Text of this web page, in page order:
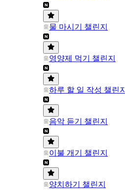
물 마시기 챌린지
영양제 먹기 챌린지
하루 할 일 작성 챌린지
음악 듣기 챌린지
이불 개기 챌린지
양치하기 챌린지